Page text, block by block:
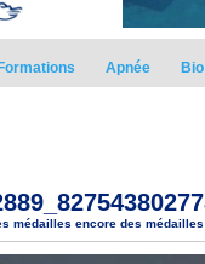
Apnée Bio
médailles encore des